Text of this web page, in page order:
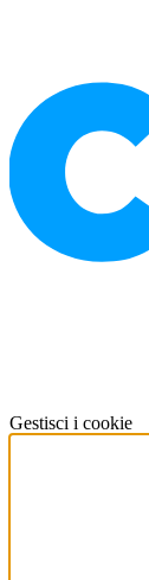
Gestisci i cookie